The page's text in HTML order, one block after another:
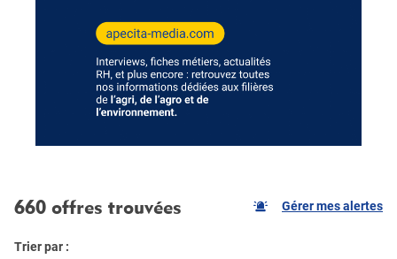
660 offres trouvées Gérer mes alertes
Trier par :